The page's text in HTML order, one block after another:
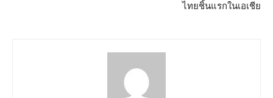
ไทยชิ้นแรกในเอเชีย